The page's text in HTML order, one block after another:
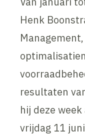
Henk
resultaten
hij deze
vrijdag 11